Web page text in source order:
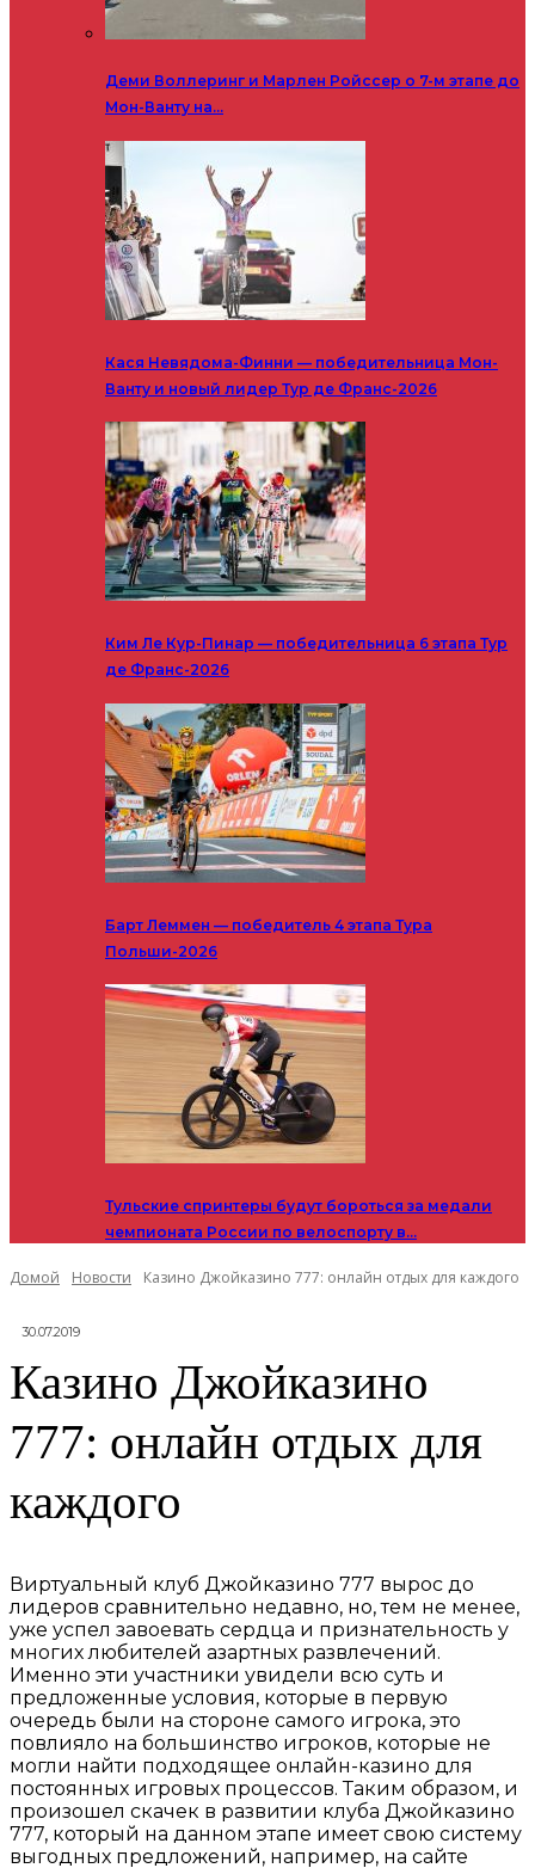
Деми Воллеринг и Марлен Ройссер о 7-м этапе до
Мон-Ванту на…
Кася Невядома-Финни — победительница Мон-
Ванту и новый лидер Тур де Франс-2026
Ким Ле Кур-Пинар — победительница 6 этапа Тур
де Франс-2026
Барт Леммен — победитель 4 этапа Тура
Польши-2026
Тульские спринтеры будут бороться за медали
чемпионата России по велоспорту в…
Домой Новости Казино Джойказино 777: онлайн отдых для каждого
30.07.2019
Казино Джойказино
777: онлайн отдых для
каждого
Виртуальный клуб Джойказино 777 вырос до
лидеров сравнительно недавно, но, тем не менее,
уже успел завоевать сердца и признательность у
многих любителей азартных развлечений.
Именно эти участники увидели всю суть и
предложенные условия, которые в первую
очередь были на стороне самого игрока, это
повлияло на большинство игроков, которые не
могли найти подходящее онлайн-казино для
постоянных игровых процессов. Таким образом, и
произошел скачек в развитии клуба Джойказино
777, который на данном этапе имеет свою систему
выгодных предложений, например, на сайте